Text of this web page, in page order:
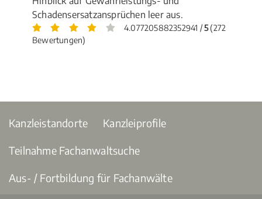
Schadensersatzansprüchen leer aus.
4.077205882352941 /5(272
Bewertungen)
Kanzleistandorte Kanzleiprofile
Teilnahme Fachanwaltsuche
Aus- / Fortbildung für Fachanwälte